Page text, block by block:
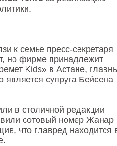
к семье пресс-секретаря
но фирме принадлежит
Kids» в Астане,
является супруга Бейсена
в столичной редакции
сотовый номер Жанар
что главред находится